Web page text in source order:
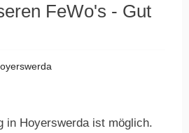
FeWo's - Gut
in Hoyerswerda ist möglich.